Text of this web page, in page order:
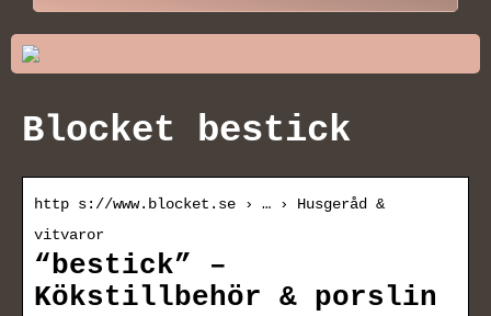
Blocket bestick
http s://www.blocket.se › … › Husgeråd &
vitvaror
“bestick” –
Kökstillbehör & porslin